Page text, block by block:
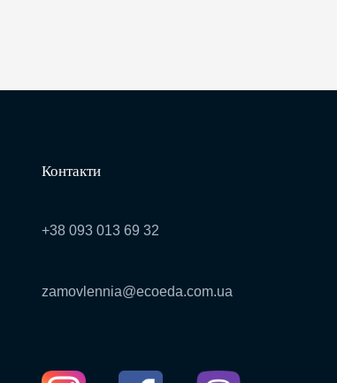
Контакти
+38 093 013 69 32
zamovlennia@ecoeda.com.ua